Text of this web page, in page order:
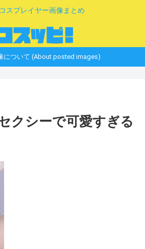
スプレイヤー画像まとめ
について (About posted images)
クシーで可愛すぎる